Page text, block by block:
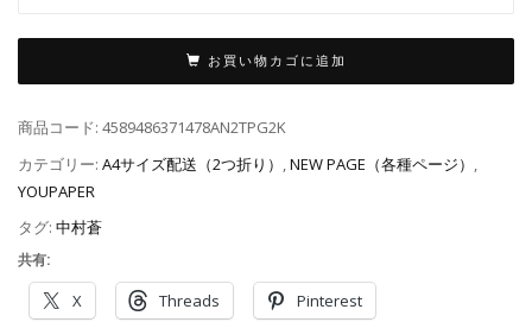
お買い物カゴに追加
商品コード: 4589486371478AN2TPG2K
カテゴリー: A4サイズ配送（2つ折り） NEW PAGE（各種ページ）
YOUPAPER
タグ: 中村蒼
共有:
X Threads Pinterest